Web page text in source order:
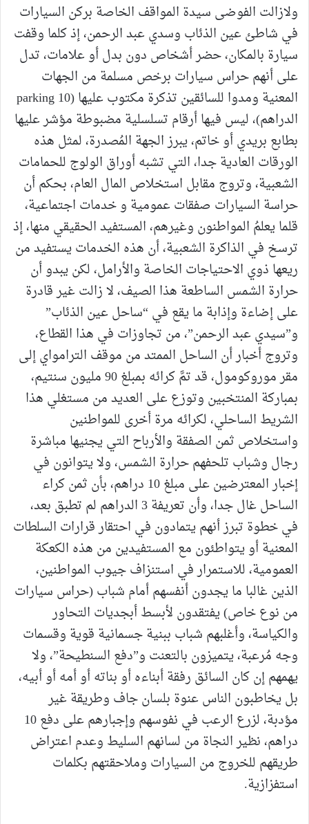
ولازالت الفوضى سيدة المواقف الخاصة بركن السيارات
في شاطئ عين الذئاب وسدي عبد الرحمن، إذ كلما وقفت
سيارة بالمكان، حضر أشخاص دون بدل أو علامات، تدل
على أنهم حراس سيارات برخص مسلمة من الجهات
المعنية ومدوا للسائقين تذكرة مكتوب عليها (parking 10
الدراهم)، ليس فيها أرقام تسلسلية مضبوطة مؤشر عليها
بطابع بريدي أو خاتم، يبرز الجهة المُصدرة، لمثل هذه
الورقات العادية جدا، التي تشبه أوراق الولوج للحمامات
الشعبية، وتروج مقابل استخلاص المال العام، بحكم أن
حراسة السيارات صفقات عمومية و خدمات اجتماعية،
قلما يعلمُ المواطنون وغيرهم، المستفيد الحقيقي منها، إذ
ترسخ في الذاكرة الشعبية، أن هذه الخدمات يستفيد من
ريعها ذوي الاحتياجات الخاصة والأرامل، لكن يبدو أن
حرارة الشمس الساطعة هذا الصيف، لا زالت غير قادرة
على إضاءة وإذابة ما يقع في “ساحل عين الذئاب”
و”سيدي عبد الرحمن”، من تجاوزات في هذا القطاع،
وتروج أخبار أن الساحل الممتد من موقف الترامواي إلى
مقر موروكومول، قد تمَّ كرائه بمبلغ 90 مليون سنتيم،
بمباركة المنتخبين وتوزع على العديد من مستغلي هذا
الشريط الساحلي، لكرائه مرة أخرى للمواطنين
واستخلاص ثمن الصفقة والأرباح التي يجنيها مباشرة
رجال وشباب تلحفهم حرارة الشمس، ولا يتوانون في
إخبار المعترضين على مبلغ 10 دراهم، بأن ثمن كراء
الساحل غال جدا، وأن تعريفة 3 الدراهم لم تطبق بعد،
في خطوة تبرز أنهم يتمادون في احتقار قرارات السلطات
المعنية أو يتواطئون مع المستفيدين من هذه الكعكة
العمومية، للاستمرار في استنزاف جيوب المواطنين،
الذين غالبا ما يجدون أنفسهم أمام شباب (حراس سيارات
من نوع خاص) يفتقدون لأبسط أبجديات التحاور
والكياسة، وأغلبهم شباب ببنية جسمانية قوية وقسمات
وجه مُرعبة، يتميزون بالتعنت و”دفع السنطيحة”، ولا
يهمهم إن كان السائق رفقة أبناءه أو بناته أو أمه أو أبيه،
بل يخاطبون الناس عنوة بلسان جاف وطريقة غير
مؤدبة، لزرع الرعب في نفوسهم وإجبارهم على دفع 10
دراهم، نظير النجاة من لسانهم السليط وعدم اعتراض
طريقهم للخروج من السيارات وملاحقتهم بكلمات
استفزازية.